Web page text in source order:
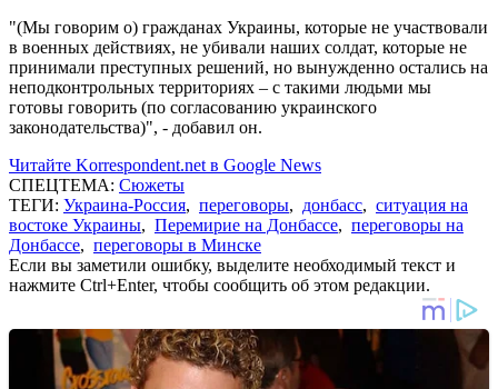
"(Мы говорим о) гражданах Украины, которые не участвовали
в военных действиях, не убивали наших солдат, которые не
принимали преступных решений, но вынужденно остались на
неподконтрольных территориях – с такими людьми мы
готовы говорить (по согласованию украинского
законодательства)", - добавил он.
Читайте Korrespondent.net в Google News
СПЕЦТЕМА: Сюжеты
ТЕГИ: Украина-Россия, переговоры, донбасс, ситуация на
востоке Украины, Перемирие на Донбассе, переговоры на
Донбассе, переговоры в Минске
Если вы заметили ошибку, выделите необходимый текст и
нажмите Ctrl+Enter, чтобы сообщить об этом редакции.